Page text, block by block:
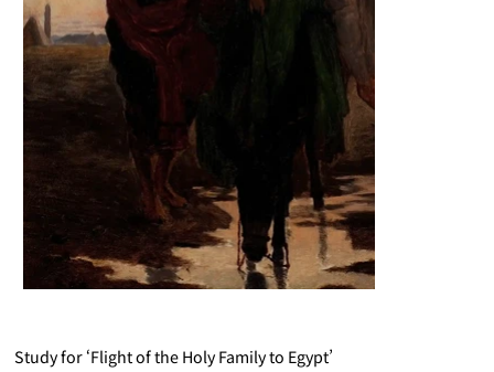
Study for ‘Flight of the Holy Family to Egypt’